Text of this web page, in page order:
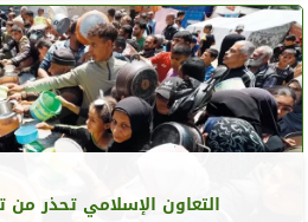
التعاون الإسلامي تحذر من